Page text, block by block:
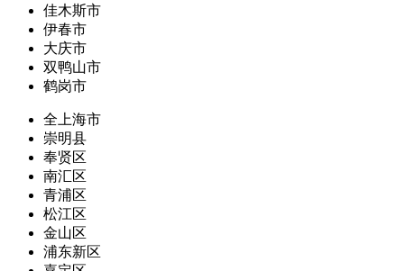
佳木斯市
伊春市
大庆市
双鸭山市
鹤岗市
全上海市
崇明县
奉贤区
南汇区
青浦区
松江区
金山区
浦东新区